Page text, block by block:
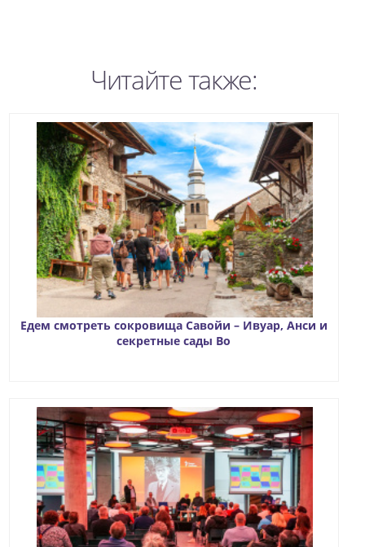
Читайте также:
Едем смотреть сокровища Савойи – Ивуар, Анси и
секретные сады Во